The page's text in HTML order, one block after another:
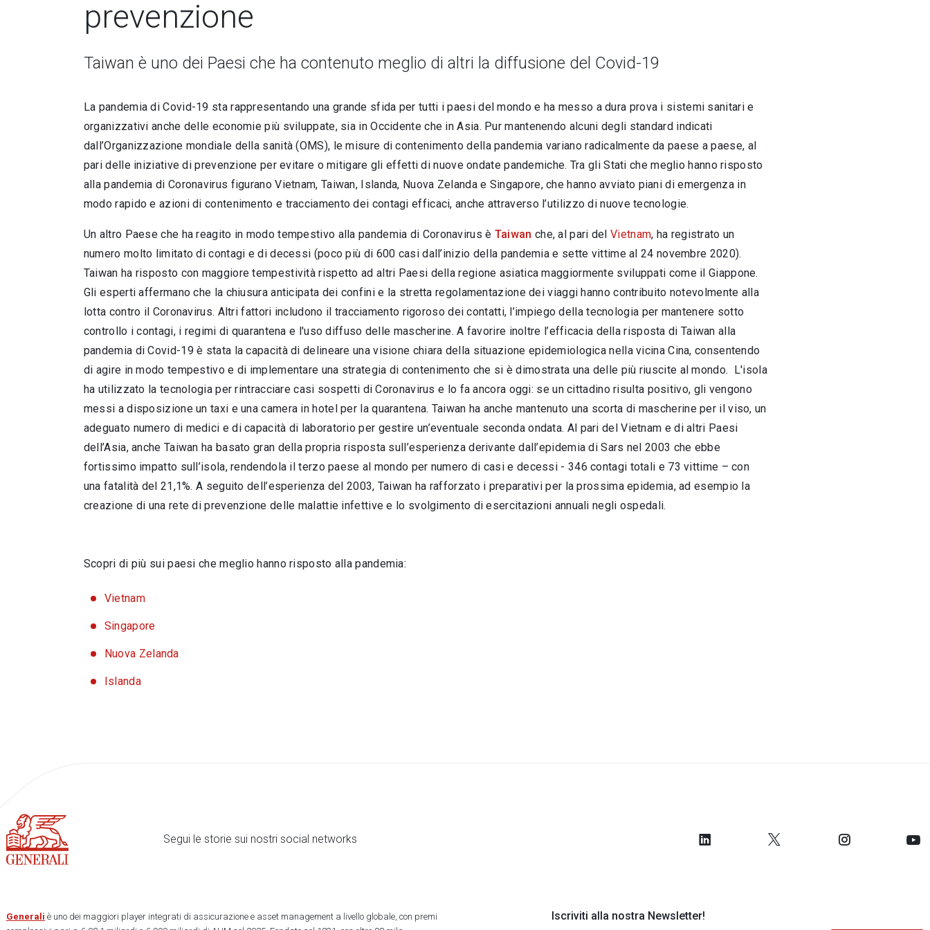
prevenzione
Taiwan è uno dei Paesi che ha contenuto meglio di altri la diffusione del Covid-19
La pandemia di Covid-19 sta rappresentando una grande sfida per tutti i paesi del mondo e ha messo a dura prova i sistemi sanitari e
organizzativi anche delle economie più sviluppate, sia in Occidente che in Asia. Pur mantenendo alcuni degli standard indicati
dall’Organizzazione mondiale della sanità (OMS), le misure di contenimento della pandemia variano radicalmente da paese a paese, al
pari delle iniziative di prevenzione per evitare o mitigare gli effetti di nuove ondate pandemiche. Tra gli Stati che meglio hanno risposto
alla pandemia di Coronavirus figurano Vietnam, Taiwan, Islanda, Nuova Zelanda e Singapore, che hanno avviato piani di emergenza in
modo rapido e azioni di contenimento e tracciamento dei contagi efficaci, anche attraverso l’utilizzo di nuove tecnologie.
Un altro Paese che ha reagito in modo tempestivo alla pandemia di Coronavirus è Taiwan che, al pari delVietnam, ha registrato un
numero molto limitato di contagi e di decessi (poco più di 600 casi dall’inizio della pandemia e sette vittime al 24 novembre 2020).
Taiwan ha risposto con maggiore tempestività rispetto ad altri Paesi della regione asiatica maggiormente sviluppati come il Giappone.
Gli esperti affermano che la chiusura anticipata dei confini e la stretta regolamentazione dei viaggi hanno contribuito notevolmente alla
lotta contro il Coronavirus. Altri fattori includono il tracciamento rigoroso dei contatti, l’impiego della tecnologia per mantenere sotto
controllo i contagi, i regimi di quarantena e l'uso diffuso delle mascherine. A favorire inoltre l’efficacia della risposta di Taiwan alla
pandemia di Covid-19 è stata la capacità di delineare una visione chiara della situazione epidemiologica nella vicina Cina, consentendo
di agire in modo tempestivo e di implementare una strategia di contenimento che si è dimostrata una delle più riuscite al mondo. L'isola
ha utilizzato la tecnologia per rintracciare casi sospetti di Coronavirus e lo fa ancora oggi: se un cittadino risulta positivo, gli vengono
messi a disposizione un taxi e una camera in hotel per la quarantena. Taiwan ha anche mantenuto una scorta di mascherine per il viso, un
adeguato numero di medici e di capacità di laboratorio per gestire un’eventuale seconda ondata. Al pari del Vietnam e di altri Paesi
dell’Asia, anche Taiwan ha basato gran della propria risposta sull’esperienza derivante dall’epidemia di Sars nel 2003 che ebbe
fortissimo impatto sull’isola, rendendola il terzo paese al mondo per numero di casi e decessi - 346 contagi totali e 73 vittime – con
una fatalità del 21,1%. A seguito dell’esperienza del 2003, Taiwan ha rafforzato i preparativi per la prossima epidemia, ad esempio la
creazione di una rete di prevenzione delle malattie infettive e lo svolgimento di esercitazioni annuali negli ospedali.
Scopri di più sui paesi che meglio hanno risposto alla pandemia:
Vietnam
Singapore
Nuova Zelanda
Islanda
Segui le storie sui nostri social networks
Iscriviti alla nostra Newsletter!
Generali è uno dei maggiori player integrati di assicurazione e asset management a livello globale, con premi